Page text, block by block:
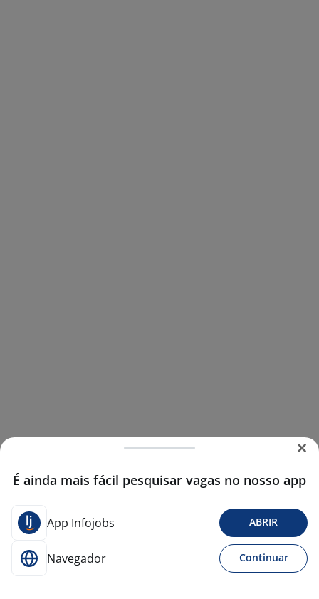
É ainda mais fácil pesquisar vagas no nosso app
App Infojobs ABRIR
Navegador Continuar